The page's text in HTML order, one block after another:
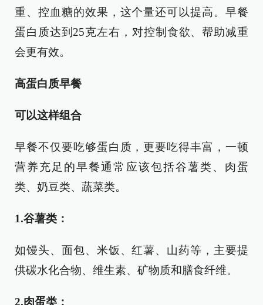
重、控血糖的效果，这个量还可以提高。早餐
蛋白质达到25克左右，对控制食欲、帮助减重
会更有效。
高蛋白质早餐
可以这样组合
早餐不仅要吃够蛋白质，更要吃得丰富，一顿
营养充足的早餐通常应该包括谷薯类、肉蛋
类、奶豆类、蔬菜类。
1.谷薯类：
如馒头、面包、米饭、红薯、山药等，主要提
供碳水化合物、维生素、矿物质和膳食纤维。
2.肉蛋类：